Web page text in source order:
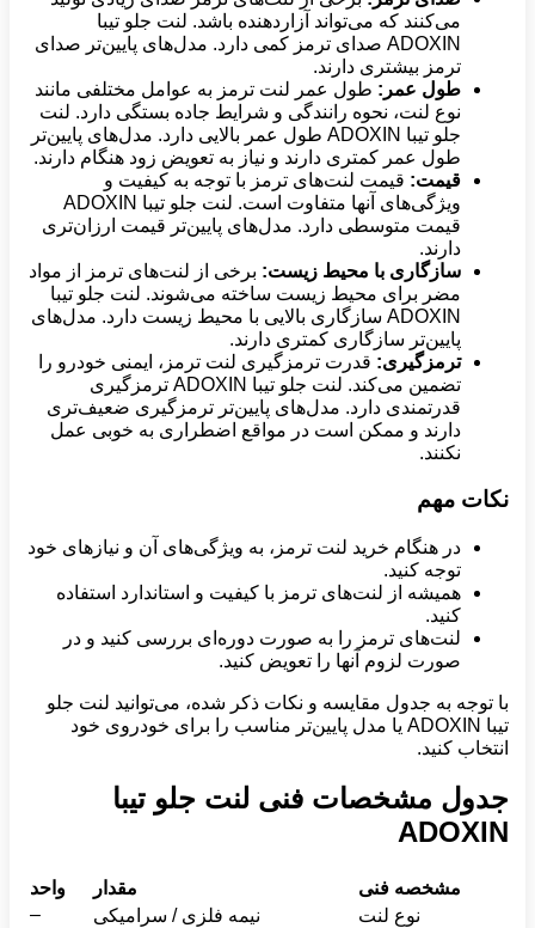
می‌کنند که می‌تواند آزاردهنده باشد. لنت جلو تیبا
ADOXIN صدای ترمز کمی دارد. مدل‌های پایین‌تر صدای
ترمز بیشتری دارند.
طول عمر: طول عمر لنت ترمز به عوامل مختلفی مانند
نوع لنت، نحوه رانندگی و شرایط جاده بستگی دارد. لنت
جلو تیبا ADOXIN طول عمر بالایی دارد. مدل‌های پایین‌تر
طول عمر کمتری دارند و نیاز به تعویض زود هنگام دارند.
قیمت: قیمت لنت‌های ترمز با توجه به کیفیت و
ویژگی‌های آنها متفاوت است. لنت جلو تیبا ADOXIN
قیمت متوسطی دارد. مدل‌های پایین‌تر قیمت ارزان‌تری
دارند.
سازگاری با محیط زیست: برخی از لنت‌های ترمز از مواد
مضر برای محیط زیست ساخته می‌شوند. لنت جلو تیبا
ADOXIN سازگاری بالایی با محیط زیست دارد. مدل‌های
پایین‌تر سازگاری کمتری دارند.
ترمزگیری: قدرت ترمزگیری لنت ترمز، ایمنی خودرو را
تضمین می‌کند. لنت جلو تیبا ADOXIN ترمزگیری
قدرتمندی دارد. مدل‌های پایین‌تر ترمزگیری ضعیف‌تری
دارند و ممکن است در مواقع اضطراری به خوبی عمل
نکنند.
نکات مهم
در هنگام خرید لنت ترمز، به ویژگی‌های آن و نیازهای خود
توجه کنید.
همیشه از لنت‌های ترمز با کیفیت و استاندارد استفاده
کنید.
لنت‌های ترمز را به صورت دوره‌ای بررسی کنید و در
صورت لزوم آنها را تعویض کنید.
با توجه به جدول مقایسه و نکات ذکر شده، می‌توانید لنت جلو
تیبا ADOXIN یا مدل پایین‌تر مناسب را برای خودروی خود
انتخاب کنید.
جدول مشخصات فنی لنت جلو تیبا
ADOXIN
مشخصه فنی مقدار
واحد
نوع لنت
نیمه فلزی / سرامیکی
–